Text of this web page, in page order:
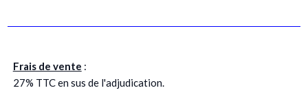
Frais de vente :
27% TTC en sus de l'adjudication.